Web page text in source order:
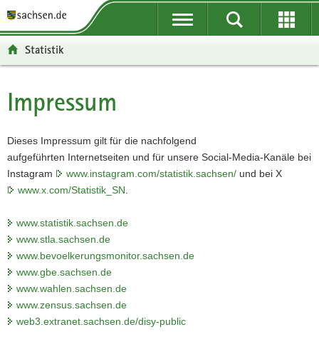
t
ü
e
r
g
e
n
d
e
N
t
n
v
i
g
a
o
n
p
n
a
l
t
t
e
r
e
h
Statistik
Hauptinhalt
Impressum
Dieses Impressum gilt für die nachfolgend
aufgeführten Internetseiten und für unsere Social-Media-Kanäle bei
Instagram
www.instagram.com/statistik.sachsen/ und bei X
www.x.com/Statistik_SN
www.statistik.sachsen.de
www.stla.sachsen.de
www.bevoelkerungsmonitor.sachsen.de
www.gbe.sachsen.de
www.wahlen.sachsen.de
www.zensus.sachsen.de
web3.extranet.sachsen.de/disy-public